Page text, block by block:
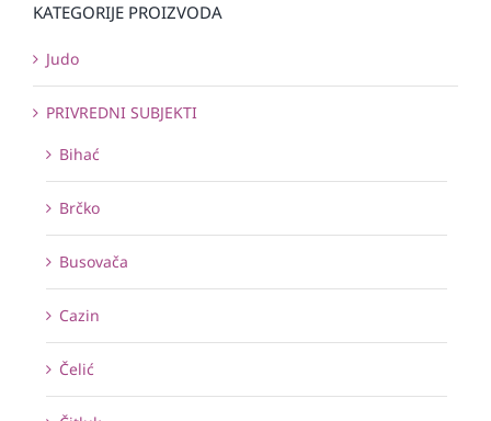
KATEGORIJE PROIZVODA
Judo
PRIVREDNI SUBJEKTI
Bihać
Brčko
Busovača
Cazin
Čelić